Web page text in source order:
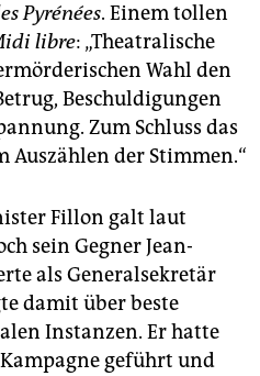
Pyrénées. Einem tollen
libre: „Theatralische
Wahl den
Beschuldigungen
Zum Schluss das
Auszählen der Stimmen.“
Fillon galt laut
sein Gegner Jean-
als Generalsekretär
damit über beste
Instanzen. Er hatte
geführt und